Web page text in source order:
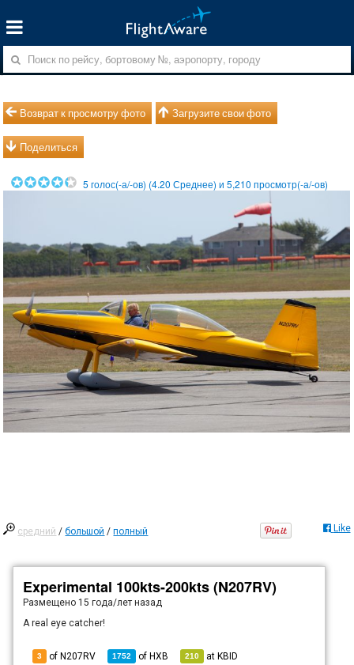
Возврат к просмотру фото Загрузите свои фото
Поделиться
5 голос(-а/-ов) (4.20 Среднее) и5,210 просмотр(-а/-ов)
средний /большой /полный Like
Experimental 100kts-200kts (N207RV)
Размещено 15 года/лет назад
A real eye catcher!
3 of N207RV 1752 ofHXB 210 atKBID